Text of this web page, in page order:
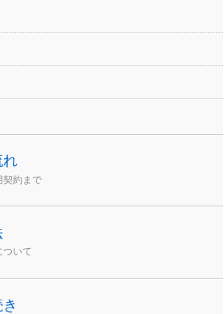
れ
契約まで
ついて